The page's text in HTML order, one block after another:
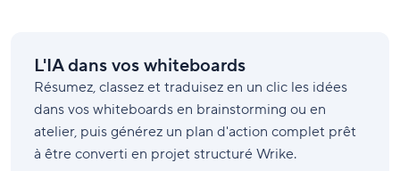
L'IA dans vos whiteboards
Résumez, classez et traduisez en un clic les idées
dans vos whiteboards en brainstorming ou en
atelier, puis générez un plan d'action complet prêt
à être converti en projet structuré Wrike.